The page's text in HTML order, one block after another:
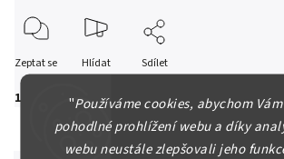
"Používáme cookies, abychom
pohodlné prohlížení webu a díky
webu neustále zlepšovali jeho
1 800 Kč
Zeptat se Hlídat Sdílet